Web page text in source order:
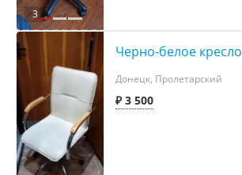
3
Черно-белое кресло
₽ 3 500
Донецк, Пролетарский